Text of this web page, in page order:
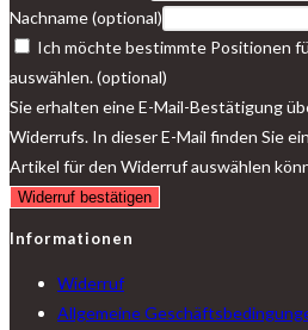
Nachname(optional)
Ich möchte bestimmte Positionen
auswählen.(optional)
Sie erhalten eine E-Mail-Bestätigung
Widerrufs. In dieser E-Mail finden Sie
Artikel für den Widerruf auswählen
Widerruf bestätigen
Informationen
Widerruf
Allgemeine